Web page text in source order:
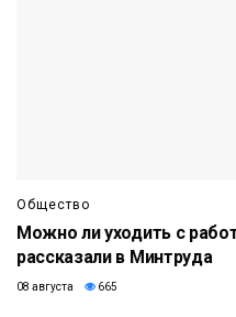
Общество
Можно ли уходить с
рассказали в Минтруда
08 августа 665